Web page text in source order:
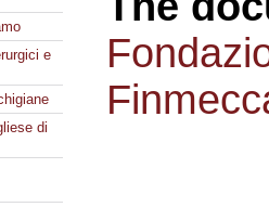
e
di